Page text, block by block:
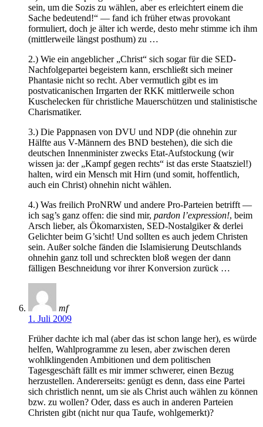
sein, um die Sozis zu wählen, aber es erleichtert einem die
Sache bedeutend!“ — fand ich früher etwas provokant
formuliert, doch je älter ich werde, desto mehr stimme ich ihm
(mittlerweile längst posthum) zu …
2.) Wie ein angeblicher „Christ“ sich sogar für die SED-
Nachfolgepartei begeistern kann, erschließt sich meiner
Phantasie nicht so recht. Aber vermutlich gibt es im
postvaticanischen Irrgarten der RKK mittlerweile schon
Kuschelecken für christliche Mauerschützen und stalinistische
Charismatiker.
3.) Die Pappnasen von DVU und NDP (die ohnehin zur
Hälfte aus V-Männern des BND bestehen), die sich die
deutschen Innenminister zwecks Etat-Aufstockung (wir
wissen ja: der „Kampf gegen rechts“ ist das erste Staatsziel!)
halten, wird ein Mensch mit Hirn (und somit, hoffentlich,
auch ein Christ) ohnehin nicht wählen.
4.) Was freilich ProNRW und andere Pro-Parteien betrifft —
ich sag’s ganz offen: die sind mir, pardon l’expression!, beim
Arsch lieber, als Ökomarxisten, SED-Nostalgiker & derlei
Gelichter beim G’sicht! Und sollten es auch jedem Christen
sein. Außer solche fänden die Islamisierung Deutschlands
ohnehin ganz toll und schreckten bloß wegen der dann
fälligen Beschneidung vor ihrer Konversion zurück …
mf
1. Juli 2009
Früher dachte ich mal (aber das ist schon lange her), es würde
helfen, Wahlprogramme zu lesen, aber zwischen deren
wohlklingenden Ambitionen und dem politischen
Tagesgeschäft fällt es mir immer schwerer, einen Bezug
herzustellen. Andererseits: genügt es denn, dass eine Partei
sich christlich nennt, um sie als Christ auch wählen zu können
bzw. zu wollen? Oder, dass es auch in anderen Parteien
Christen gibt (nicht nur qua Taufe, wohlgemerkt)?